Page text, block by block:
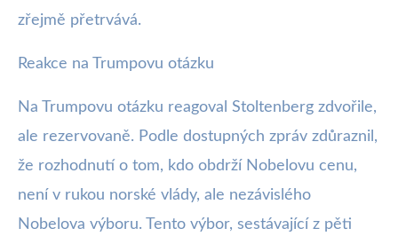
zřejmě přetrvává.
Reakce na Trumpovu otázku
Na Trumpovu otázku reagoval Stoltenberg zdvořile,
ale rezervovaně. Podle dostupných zpráv zdůraznil,
že rozhodnutí o tom, kdo obdrží Nobelovu cenu,
není v rukou norské vlády, ale nezávislého
Nobelova výboru. Tento výbor, sestávající z pěti